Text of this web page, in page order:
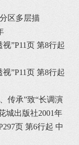
区多层描
”P11页 第8行起
”P11页 第8行起
承”致“长调演
城出版社2001年
页 第6行起 中